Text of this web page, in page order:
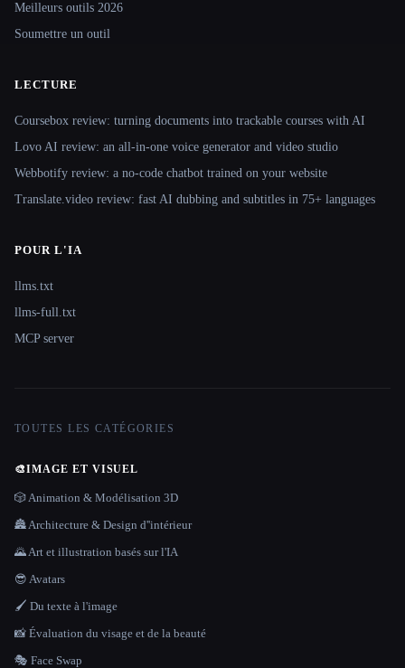
Meilleurs outils 2026
Soumettre un outil
LECTURE
Coursebox review: turning documents into trackable courses with AI
Lovo AI review: an all-in-one voice generator and video studio
Webbotify review: a no-code chatbot trained on your website
Translate.video review: fast AI dubbing and subtitles in 75+ languages
POUR L'IA
llms.txt
llms-full.txt
MCP server
TOUTES LES CATÉGORIES
🎨IMAGE ET VISUEL
🎲 Animation & Modélisation 3D
🏯 Architecture & Design d''intérieur
🌄 Art et illustration basés sur l'IA
😎 Avatars
🖌️ Du texte à l'image
📸 Évaluation du visage et de la beauté
🎭 Face Swap